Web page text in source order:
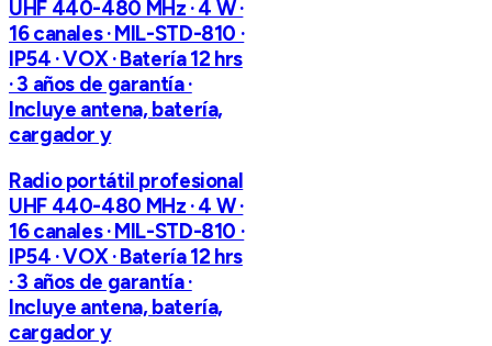
UHF 440-480 MHz · 4 W ·
16 canales · MIL-STD-810 ·
IP54 · VOX · Batería 12 hrs
· 3 años de garantía ·
Incluye antena, batería,
cargador y
Radio portátil profesional
UHF 440-480 MHz · 4 W ·
16 canales · MIL-STD-810 ·
IP54 · VOX · Batería 12 hrs
· 3 años de garantía ·
Incluye antena, batería,
cargador y